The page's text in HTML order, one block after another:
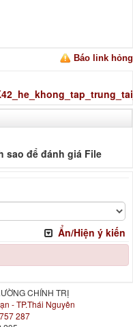
Báo link hỏng
sao để đánh giá File
Ẩn/Hiện ý kiến
CHÍNH TRỊ
- TP.Thái Nguyên
287